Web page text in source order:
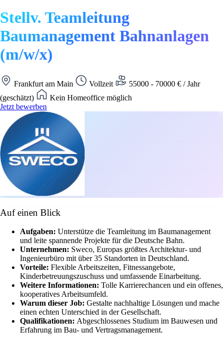
Stellv. Teamleitung
Baumanagement Bahnanlagen
(m/w/x)
Frankfurt am Main Vollzeit
55000 - 70000 € / Jahr
(geschätzt)
Kein Homeoffice möglich
Jetzt bewerben
Auf einen Blick
Aufgaben: Unterstütze die Teamleitung im Baumanagement
und leite spannende Projekte für die Deutsche Bahn.
Unternehmen: Sweco, Europas größtes Architektur- und
Ingenieurbüro mit über 35 Standorten in Deutschland.
Vorteile: Flexible Arbeitszeiten, Fitnessangebote,
Kinderbetreuungszuschuss und umfassende Einarbeitung.
Weitere Informationen: Tolle Karrierechancen und ein offenes,
kooperatives Arbeitsumfeld.
Warum dieser Job: Gestalte nachhaltige Lösungen und mache
einen echten Unterschied in der Gesellschaft.
Qualifikationen: Abgeschlossenes Studium im Bauwesen und
Erfahrung im Bau- und Vertragsmanagement.